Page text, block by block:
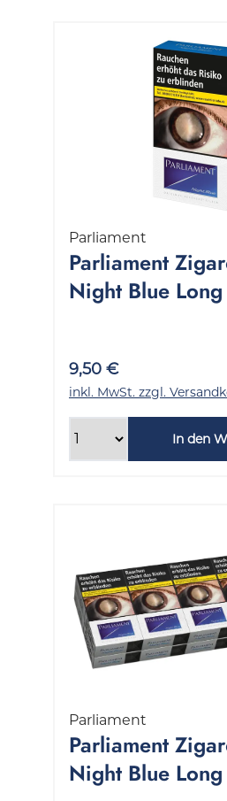
Parliament
Parliament
Night Blue Long
9,50 €
inkl. MwSt. zzgl.
In den
Parliament
Parliament
Night Blue